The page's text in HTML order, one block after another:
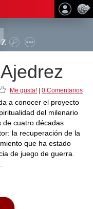
Me gusta! 0 Comentarios
a conocer el proyecto
del milenario
de cuatro décadas
la recuperación de la
que ha estado
de juego de guerra.